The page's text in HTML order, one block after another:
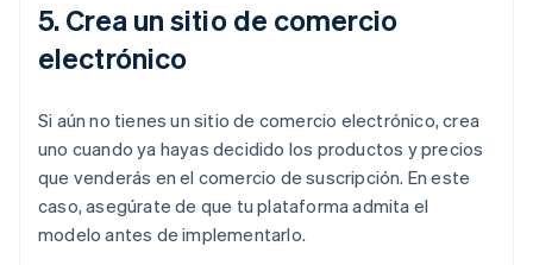
5. Crea un sitio de comercio
electrónico
Si aún no tienes un sitio de comercio electrónico, crea
uno cuando ya hayas decidido los productos y precios
que venderás en el comercio de suscripción. En este
caso, asegúrate de que tu plataforma admita el
modelo antes de implementarlo.